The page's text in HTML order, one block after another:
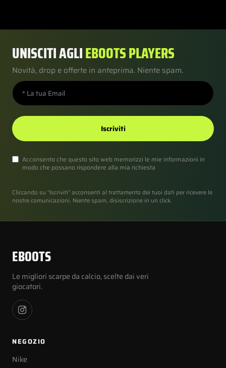
UNISCITI AGLIEBOOTS PLAYERS
Novità, drop e offerte in anteprima. Niente spam.
Iscriviti
Acconsento che questo sito web memorizzi le mie informazioni in
modo che possano rispondere alla mia richiesta
Cliccando su “Iscriviti” acconsenti al trattamento dei tuoi dati per ricevere le
nostre comunicazioni. Niente spam, disiscrizione in un click.
EBOOTS
Le migliori scarpe da calcio, scelte dai veri
giocatori.
NEGOZIO
Nike